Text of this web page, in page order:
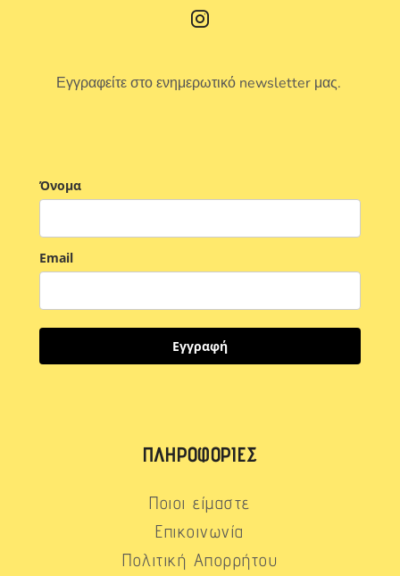
Εγγραφείτε στο ενημερωτικό newsletter μας.
Όνομα
Email
Εγγραφή
ΠΛΗΡΟΦΟΡΊΕΣ
Ποιοι είμαστε
Επικοινωνία
Πολιτική Απορρήτου